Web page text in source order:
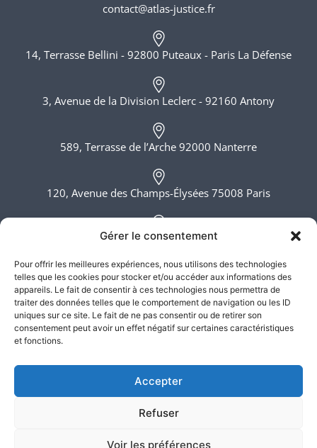
Gérer le consentement
Pour offrir les meilleures expériences, nous utilisons des technologies
telles que les cookies pour stocker et/ou accéder aux informations des
appareils. Le fait de consentir à ces technologies nous permettra de
traiter des données telles que le comportement de navigation ou les ID
uniques sur ce site. Le fait de ne pas consentir ou de retirer son
consentement peut avoir un effet négatif sur certaines caractéristiques
et fonctions.
Accepter
Refuser
Voir les préférences
contact@atlas-justice.fr
14, Terrasse Bellini - 92800 Puteaux - Paris La Défense
3, Avenue de la Division Leclerc - 92160 Antony
589, Terrasse de l’Arche 92000 Nanterre
120, Avenue des Champs-Élysées 75008 Paris
6, rue du Bois Sauvage 91000 Evry
Lundi - Vendredi, 8h - 20h
Atlas Justice – SELARL ATLAS JUSTICE ©2026. Tous droits